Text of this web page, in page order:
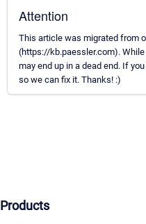
Attention
This article was migrated from
(https://kb.paessler.com).
may end up in a dead end. If
so we can fix it. Thanks! :)
Products